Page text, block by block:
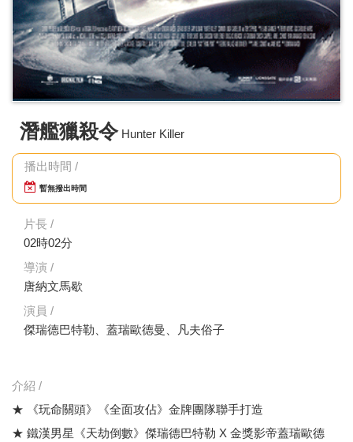
潛艦獵殺令 Hunter Killer
播出時間 /
暫無撥出時間
片長 /
02時02分
導演 /
唐納文馬歇
演員 /
傑瑞德巴特勒、蓋瑞歐德曼、凡夫俗子
介紹 /
★ 《玩命關頭》《全面攻佔》金牌團隊聯手打造
★ 鐵漢男星《天劫倒數》傑瑞德巴特勒 X 金獎影帝蓋瑞歐德